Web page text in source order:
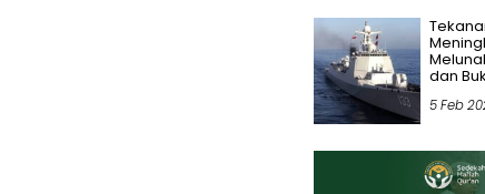
dan
5 Feb